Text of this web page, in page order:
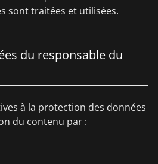
sont traitées et utilisées.
du responsable du
à la protection des données
du contenu par :